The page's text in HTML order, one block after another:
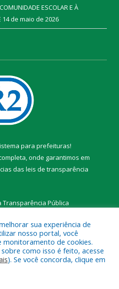
ESCOLAR E À
14 de maio de 2026
para prefeituras!
onde garantimos em
das leis de transparência
Transparência Pública
a Prefeitura Municipal de
Administrativa
sua experiência de
nosso portal, você
de cookies.
como isso é feito, acesse
). Se você concorda, clique em